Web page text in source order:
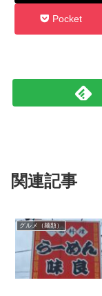
Pocket
関連記事
グルメ（麺類）